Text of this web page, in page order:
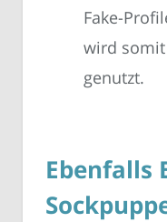
Fake-
wird somit
genutzt.
Ebenfalls